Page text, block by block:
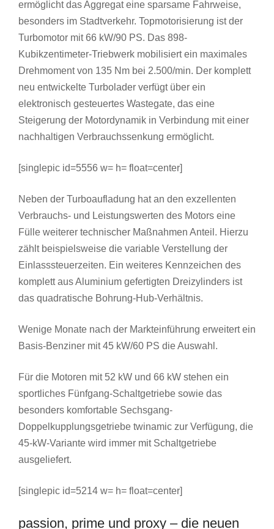
ermöglicht das Aggregat eine sparsame Fahrweise,
besonders im Stadtverkehr. Topmotorisierung ist der
Turbomotor mit 66 kW/90 PS. Das 898-
Kubikzentimeter-Triebwerk mobilisiert ein maximales
Drehmoment von 135 Nm bei 2.500/min. Der komplett
neu entwickelte Turbolader verfügt über ein
elektronisch gesteuertes Wastegate, das eine
Steigerung der Motordynamik in Verbindung mit einer
nachhaltigen Verbrauchssenkung ermöglicht.
[singlepic id=5556 w= h= float=center]
Neben der Turboaufladung hat an den exzellenten
Verbrauchs- und Leistungswerten des Motors eine
Fülle weiterer technischer Maßnahmen Anteil. Hierzu
zählt beispielsweise die variable Verstellung der
Einlasssteuerzeiten. Ein weiteres Kennzeichen des
komplett aus Aluminium gefertigten Dreizylinders ist
das quadratische Bohrung-Hub-Verhältnis.
Wenige Monate nach der Markteinführung erweitert ein
Basis-Benziner mit 45 kW/60 PS die Auswahl.
Für die Motoren mit 52 kW und 66 kW stehen ein
sportliches Fünfgang-Schaltgetriebe sowie das
besonders komfortable Sechsgang-
Doppelkupplungsgetriebe twinamic zur Verfügung, die
45-kW-Variante wird immer mit Schaltgetriebe
ausgeliefert.
[singlepic id=5214 w= h= float=center]
passion, prime und proxy – die neuen